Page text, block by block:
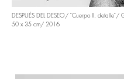
DESPUÉS DEL DESEO/ "Cuerpo II,
50 x 35 cm/ 2016